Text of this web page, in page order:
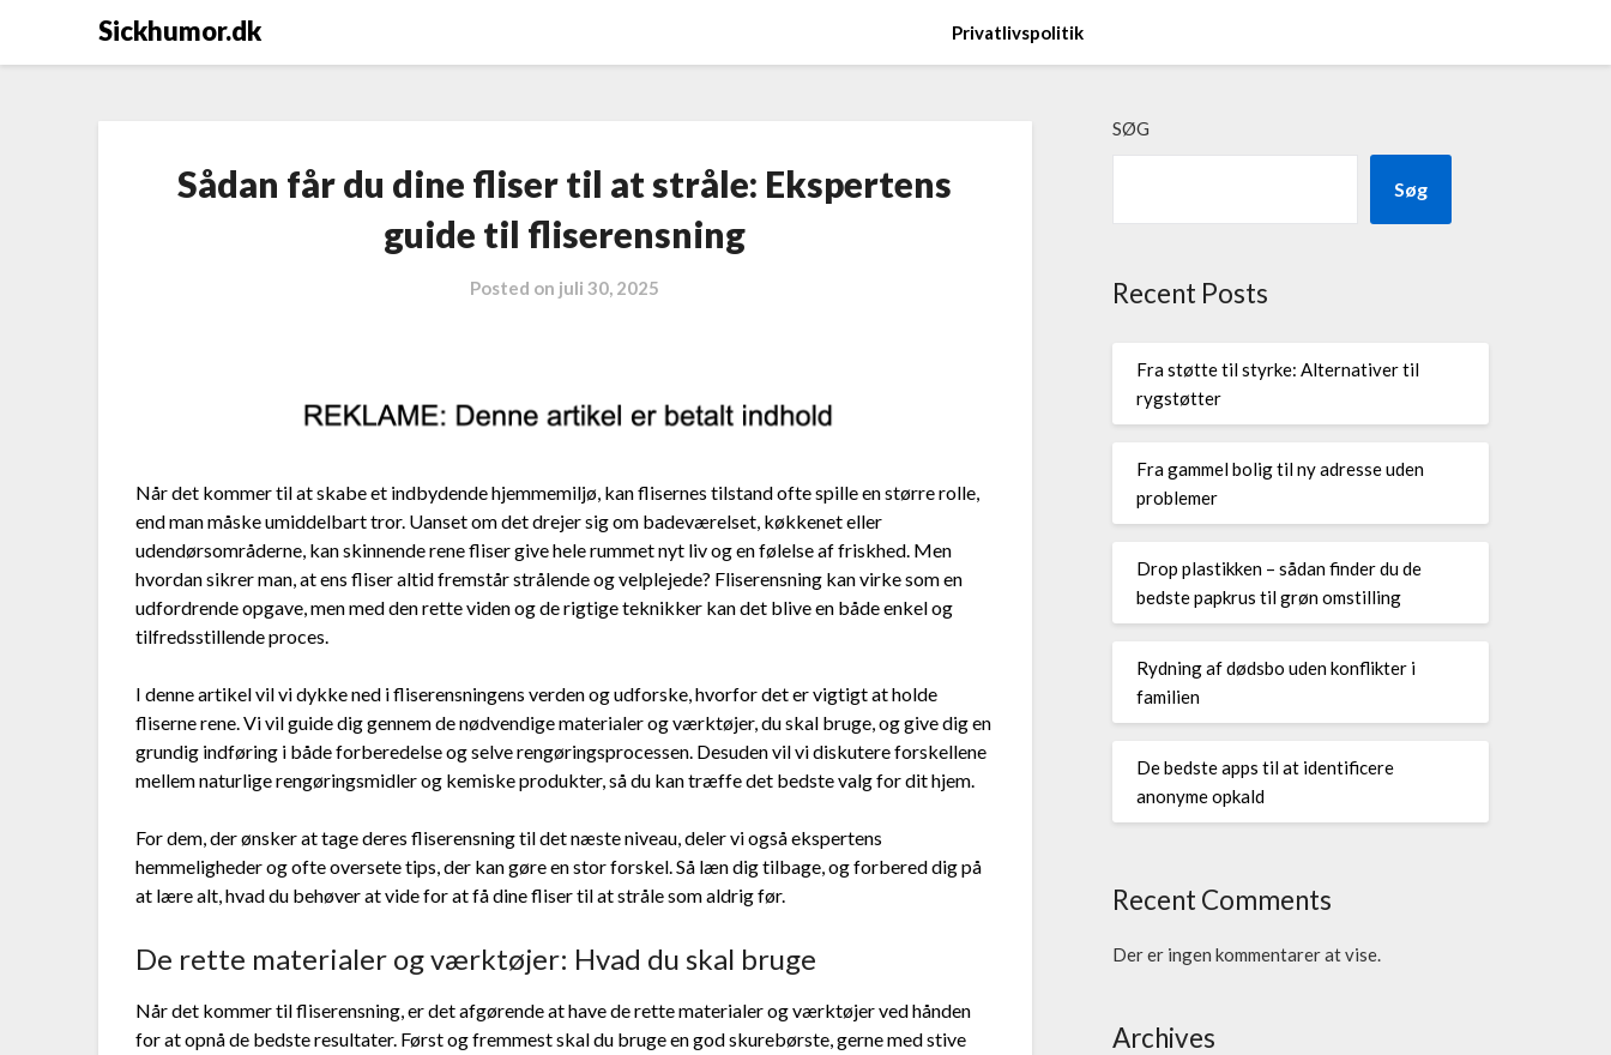
Sickhumor.dk Privatlivspolitik
Sådan får du dine fliser til at stråle: Ekspertens
guide til fliserensning
Posted on juli 30, 2025
Når det kommer til at skabe et indbydende hjemmemiljø, kan flisernes tilstand ofte spille en større rolle,
end man måske umiddelbart tror. Uanset om det drejer sig om badeværelset, køkkenet eller
udendørsområderne, kan skinnende rene fliser give hele rummet nyt liv og en følelse af friskhed. Men
hvordan sikrer man, at ens fliser altid fremstår strålende og velplejede? Fliserensning kan virke som en
udfordrende opgave, men med den rette viden og de rigtige teknikker kan det blive en både enkel og
tilfredsstillende proces.
I denne artikel vil vi dykke ned i fliserensningens verden og udforske, hvorfor det er vigtigt at holde
fliserne rene. Vi vil guide dig gennem de nødvendige materialer og værktøjer, du skal bruge, og give dig en
grundig indføring i både forberedelse og selve rengøringsprocessen. Desuden vil vi diskutere forskellene
mellem naturlige rengøringsmidler og kemiske produkter, så du kan træffe det bedste valg for dit hjem.
For dem, der ønsker at tage deres fliserensning til det næste niveau, deler vi også ekspertens
hemmeligheder og ofte oversete tips, der kan gøre en stor forskel. Så læn dig tilbage, og forbered dig på
at lære alt, hvad du behøver at vide for at få dine fliser til at stråle som aldrig før.
De rette materialer og værktøjer: Hvad du skal bruge
Når det kommer til fliserensning, er det afgørende at have de rette materialer og værktøjer ved hånden
for at opnå de bedste resultater. Først og fremmest skal du bruge en god skurebørste, gerne med stive
SØG
Søg
Recent Posts
Fra støtte til styrke: Alternativer til
rygstøtter
Fra gammel bolig til ny adresse uden
problemer
Drop plastikken – sådan finder du de
bedste papkrus til grøn omstilling
Rydning af dødsbo uden konflikter i
familien
De bedste apps til at identificere
anonyme opkald
Recent Comments
Der er ingen kommentarer at vise.
Archives